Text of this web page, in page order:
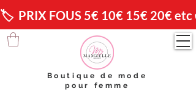
🏷️  PRIX FOUS 5€ 10€ 15€ 20€ etc
Boutique de mode
pour femme